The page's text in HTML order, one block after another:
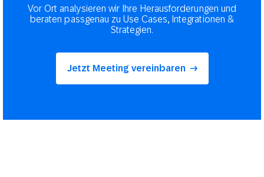
Vor Ort analysieren wir Ihre Herausforderungen und
beraten passgenau zu Use Cases, Integrationen &
Strategien.
Jetzt Meeting vereinbaren